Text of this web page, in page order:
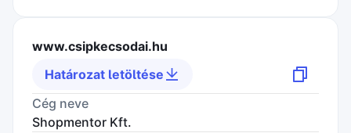
www.csipkecsodai.hu
Határozat letöltése
Cég neve
Shopmentor Kft.